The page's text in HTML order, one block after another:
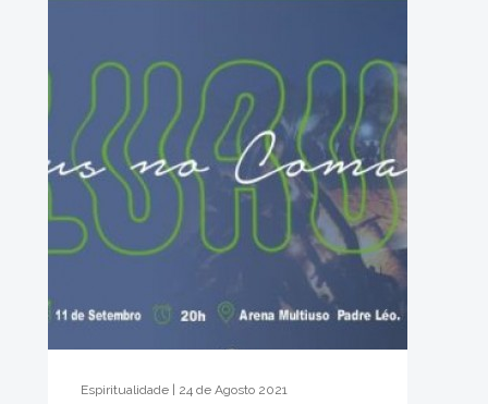
Espiritualidade | 24 de Agosto 2021